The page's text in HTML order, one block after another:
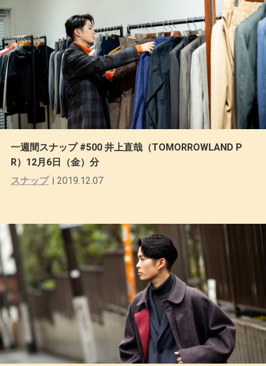
一週間スナップ #500 井上直哉（TOMORROWLAND P
R）12月6日（金）分
スナップ
2019.12.07